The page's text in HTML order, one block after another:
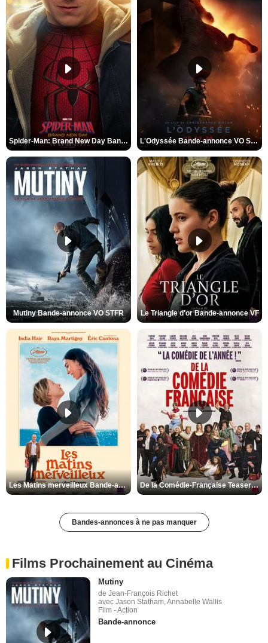
Spider-Man: Brand New Day Bande-annonce VO STFR L'Odyssée Bande-annonce VO STFR
Mutiny Bande-annonce VO STFR Le Triangle d'or Bande-annonce VF
Les Matins merveilleux Bande-annonce VF De la Comédie-Française Teaser VF
Bandes-annonces à ne pas manquer
Films Prochainement au Cinéma
Mutiny
de Jean-François Richet
avec Jason Statham, Annabelle Wallis
Film - Action
Bande-annonce